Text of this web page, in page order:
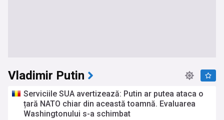
Vladimir Putin
Serviciile SUA avertizează: Putin ar putea ataca o
țară NATO chiar din această toamnă. Evaluarea
Washingtonului s-a schimbat